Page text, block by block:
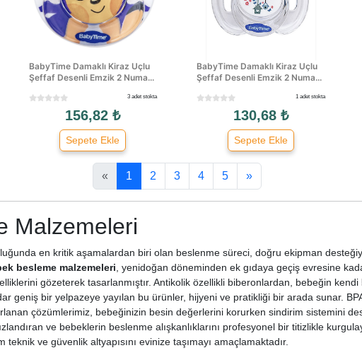
BabyTime Damaklı Kiraz Uçlu
Şeffaf Desenli Emzik 2 Numa...
3 adet stokta
156,82 ₺
Sepete Ekle
BabyTime Damaklı Kiraz Uçlu
Şeffaf Desenli Emzik 2 Numa...
1 adet stokta
130,68 ₺
Sepete Ekle
« 1 2 3 4 5 »
Malzemeleri
en kritik aşamalardan biri olan beslenme süreci, doğru ekipman
besleme malzemeleri , yenidoğan döneminden ek gıdaya geçiş evresine
gözeterek tasarlanmıştır. Antikolik özellikli biberonlardan, bebeğin
geniş bir yelpazeye yayılan bu ürünler, hijyeni ve pratikliği bir arada sunar.
çözümlerimiz, bebeğinizin besin değerlerini korurken sindirim sistemini
ve bebeklerin beslenme alışkanlıklarını profesyonel bir titizlikle
ve güvenlik altyapısını evinize taşımayı amaçlamaktadır.